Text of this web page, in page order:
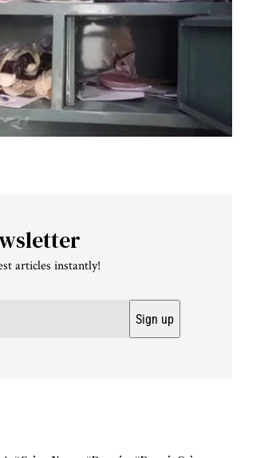
articles instantly!